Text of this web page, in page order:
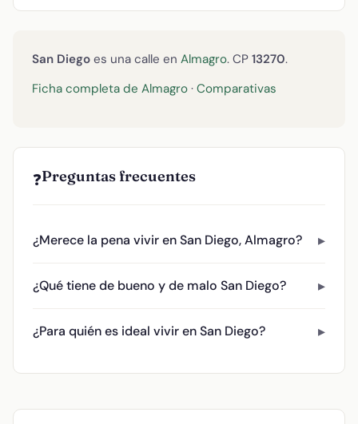
San Diego es una calle en Almagro. CP 13270.
Ficha completa de Almagro · Comparativas
❓Preguntas frecuentes
¿Merece la pena vivir en San Diego, Almagro?
¿Qué tiene de bueno y de malo San Diego?
¿Para quién es ideal vivir en San Diego?